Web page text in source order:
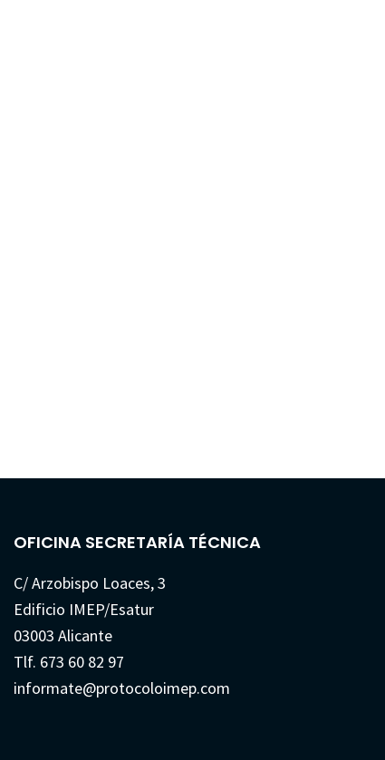
OFICINA SECRETARÍA TÉCNICA
C/ Arzobispo Loaces, 3
Edificio IMEP/Esatur
03003 Alicante
Tlf. 673 60 82 97
informate@protocoloimep.com